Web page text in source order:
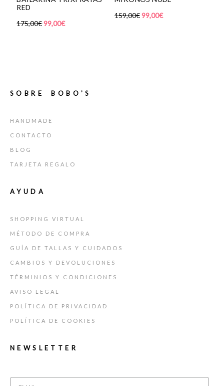
€99,00€
159,00€99,00€
SOBRE BOBO’S
HANDMADE
CONTACTO
BLOG
TARJETA REGALO
AYUDA
SHOPPING VIRTUAL
MÉTODO DE COMPRA
GUÍA DE TALLAS Y CUIDADOS
CAMBIOS Y DEVOLUCIONES
TÉRMINIOS Y CONDICIONES
AVISO LEGAL
POLÍTICA DE PRIVACIDAD
POLÍTICA DE COOKIES
NEWSLETTER